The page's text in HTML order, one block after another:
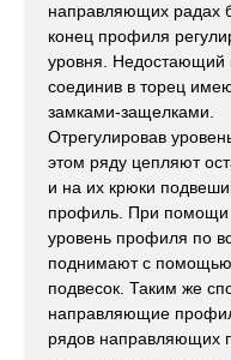
направляющих радах
конец профиля
уровня. Недостающий
соединив в торец
замками-защелками.
Отрегулировав
этом ряду цепляют
и на их крюки
профиль. При помощи
уровень профиля по
поднимают с помощью
подвесок. Таким же
направляющие
рядов направляющих